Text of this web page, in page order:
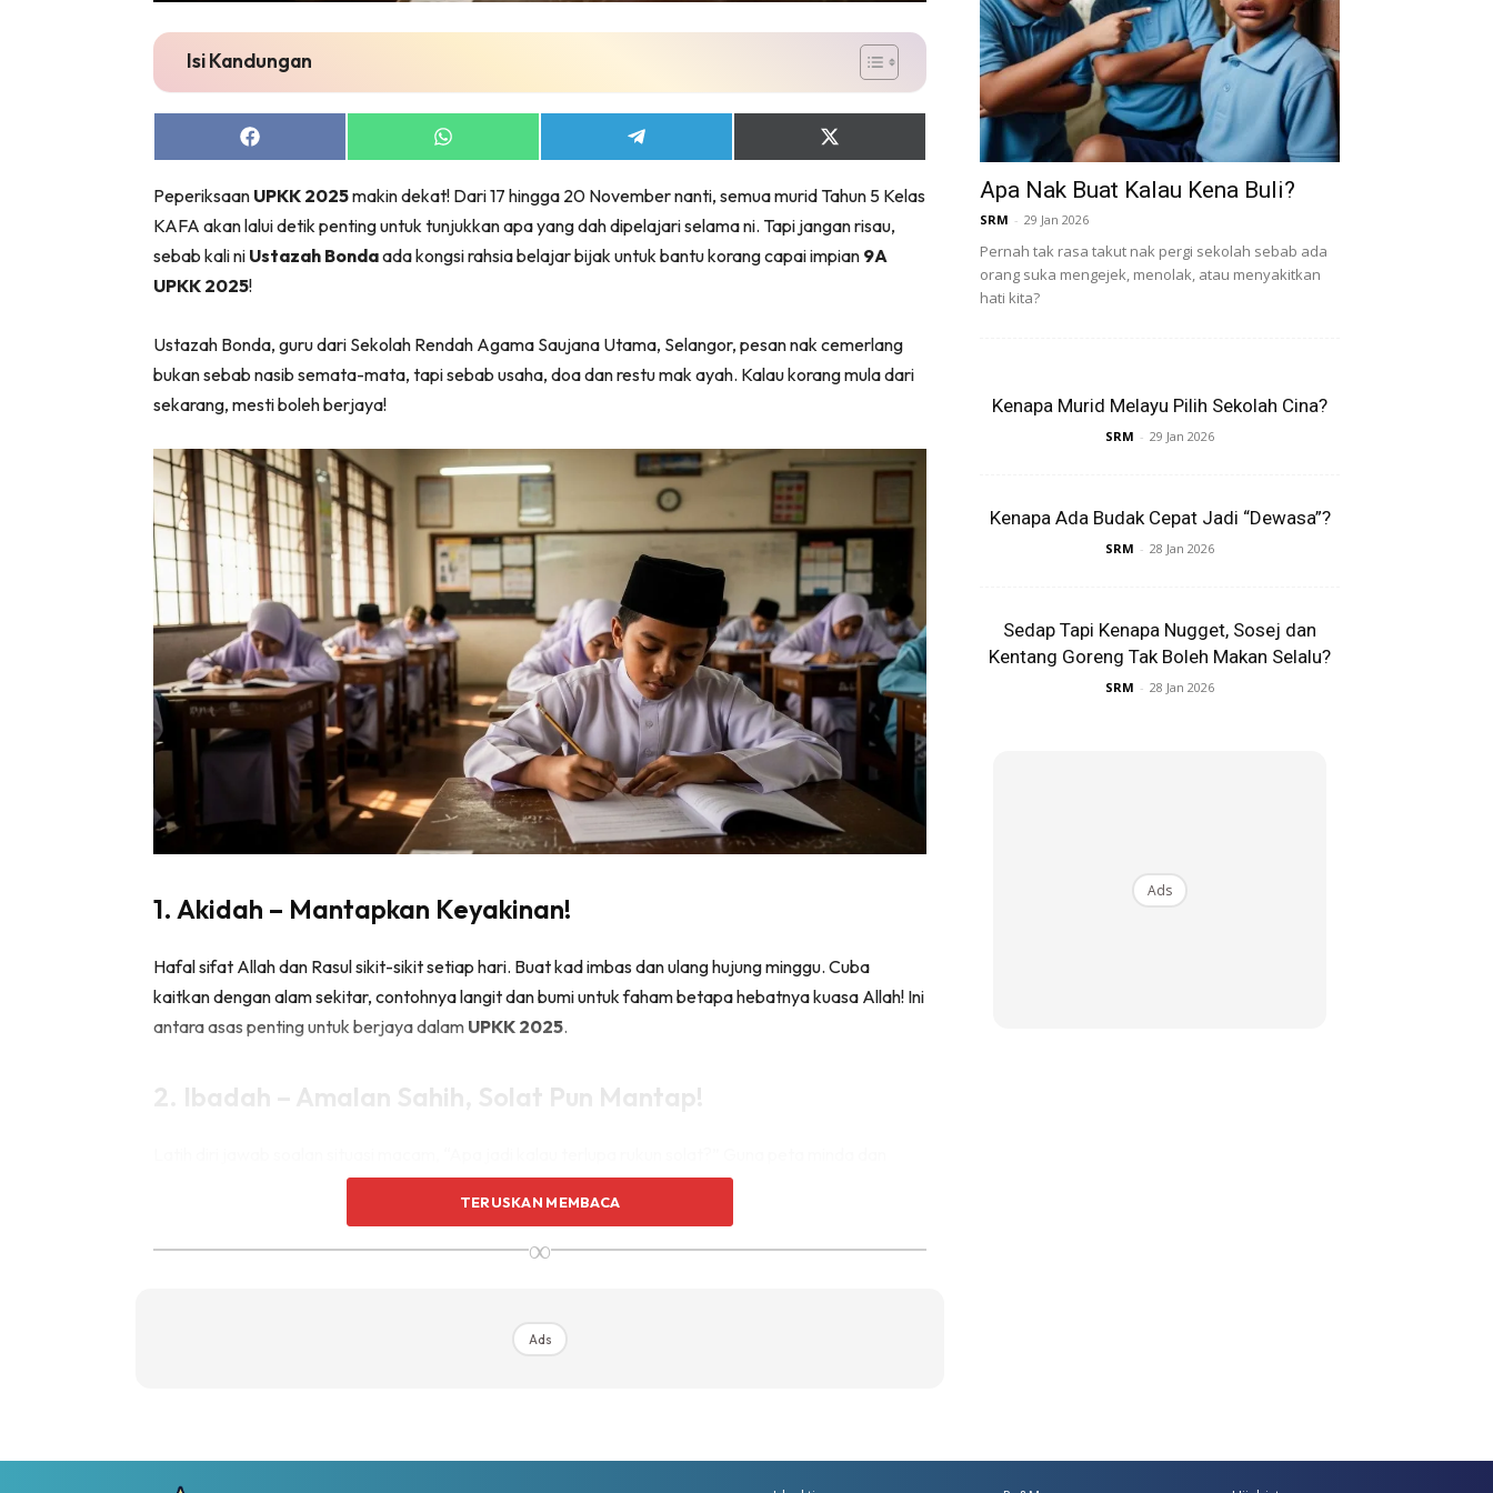
Isi Kandungan
Share
on
Share
on
Share
on
Share
on
(Twitter)
Peperiksaan UPKK 2025makin dekat! Dari 17 hingga 20 November nanti, semua murid Tahun 5 Kelas
KAFA akan lalui detik penting untuk tunjukkan apa yang dah dipelajari selama ni. Tapi jangan risau,
sebab kali ni Ustazah Bondaada kongsi rahsia belajar bijak untuk bantu korang capai impian 9A
UPKK 2025!
Ustazah Bonda, guru dari Sekolah Rendah Agama Saujana Utama, Selangor, pesan nak cemerlang
bukan sebab nasib semata-mata, tapi sebab usaha, doa dan restu mak ayah. Kalau korang mula dari
sekarang, mesti boleh berjaya!
1. Akidah – Mantapkan Keyakinan!
Hafal sifat Allah dan Rasul sikit-sikit setiap hari. Buat kad imbas dan ulang hujung minggu. Cuba
kaitkan dengan alam sekitar, contohnya langit dan bumi untuk faham betapa hebatnya kuasa Allah! Ini
antara asas penting untuk berjaya dalam UPKK 2025.
2. Ibadah – Amalan Sahih, Solat Pun Mantap!
selalu praktis solat betul-betul kat rumah. Bila ibadah mantap, markah UPKK pun insya-Allah
Bila belajar kisah Nabi dan tokoh Islam, cuba ceritakan semula kepada kawan. Lagi best kalau buat
TERUSKAN MEMBACA
∞
Ads
Apa Nak Buat Kalau Kena Buli?
SRM - 29 Jan 2026
Pernah tak rasa takut nak pergi sekolah sebab ada
orang suka mengejek, menolak, atau menyakitkan
hati kita?
Kenapa Murid Melayu Pilih Sekolah Cina?
SRM - 29 Jan 2026
Kenapa Ada Budak Cepat Jadi “Dewasa”?
SRM - 28 Jan 2026
Sedap Tapi Kenapa Nugget, Sosej dan
Kentang Goreng Tak Boleh Makan Selalu?
SRM - 28 Jan 2026
Ads